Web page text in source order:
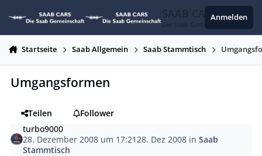
SAAB CARS
Die Saab Gemeinschaft
Anmelden
Startseite Saab Allgemein Saab Stammtisch
Umgangsformen
Teilen
Follower
turbo9000
28. Dezember 2008 um 17:21 28. Dez 2008 inSaab
Stammtisch